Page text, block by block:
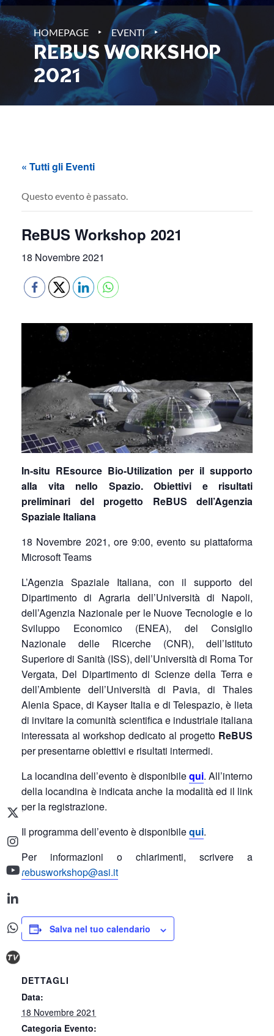
HOMEPAGE ‣ EVENTI ‣
REBUS WORKSHOP
2021
« Tutti gli Eventi
Questo evento è passato.
ReBUS Workshop 2021
18 Novembre 2021
In-situ REsource Bio-Utilization per il supporto
alla vita nello Spazio. Obiettivi e risultati
preliminari del progetto ReBUS dell’Agenzia
Spaziale Italiana
18 Novembre 2021, ore 9:00, evento su piattaforma
Microsoft Teams
L’Agenzia Spaziale Italiana, con il supporto del
Dipartimento di Agraria dell’Università di Napoli,
dell’Agenzia Nazionale per le Nuove Tecnologie e lo
Sviluppo Economico (ENEA), del Consiglio
Nazionale delle Ricerche (CNR), dell’Istituto
Superiore di Sanità (ISS), dell’Università di Roma Tor
Vergata, Del Dipartimento di Scienze della Terra e
dell’Ambiente dell’Università di Pavia, di Thales
Alenia Space, di Kayser Italia e di Telespazio, è lieta
di invitare la comunità scientifica e industriale italiana
interessata al workshop dedicato al progetto ReBUS
per presentarne obiettivi e risultati intermedi.
La locandina dell’evento è disponibilequi. All’interno
della locandina è indicata anche la modalità ed il link
per la registrazione.
Il programma dell’evento è disponibilequi.
Per informazioni o chiarimenti, scrivere a
rebusworkshop@asi.it
Salva nel tuo calendario
DETTAGLI
Data:
18 Novembre 2021
Categoria Evento: